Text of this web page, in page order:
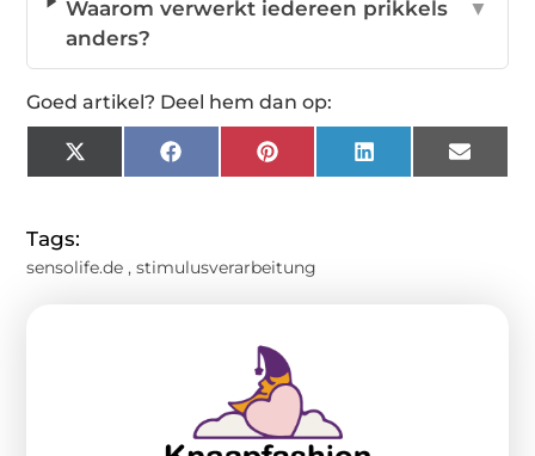
Waarom verwerkt iedereen prikkels
anders?
▼
Goed artikel? Deel hem dan op:
X
(Twitter)
FacebookPinterestLinkedInEmail
Tags:
sensolife.de ,stimulusverarbeitung